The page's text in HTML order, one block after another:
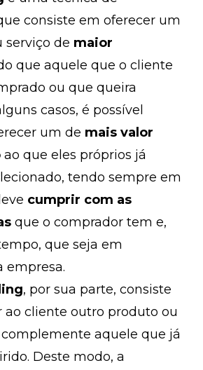
consiste em oferecer um
serviço de maior
que aquele que o cliente
ou que queira
casos, é possível
um de mais valor
ao que eles próprios já
tendo sempre em
cumprir com as
que o comprador tem e,
que seja em
empresa.
, por sua parte, consiste
ao cliente outro produto ou
aquele que já
Deste modo, a